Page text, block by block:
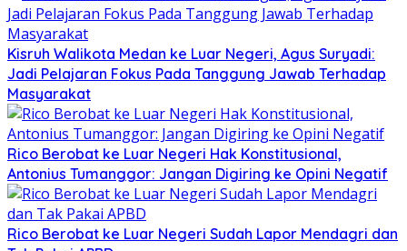
Kisruh Walikota Medan ke Luar Negeri, Agus Suryadi:
Jadi Pelajaran Fokus Pada Tanggung Jawab Terhadap
Masyarakat
Rico Berobat ke Luar Negeri Hak Konstitusional,
Antonius Tumanggor: Jangan Digiring ke Opini Negatif
Rico Berobat ke Luar Negeri Sudah Lapor Mendagri dan